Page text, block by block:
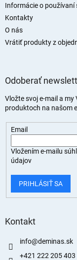
Informácie o používaní
Kontakty
O nás
Vrátiť produkty z
Odoberať
Vložte svoj e-mail a
produktoch na našom
Email
Vložením e-mailu
údajov
PRIHLÁSIŤ SA
Kontakt
info@deminas.sk
+421 222 205 403